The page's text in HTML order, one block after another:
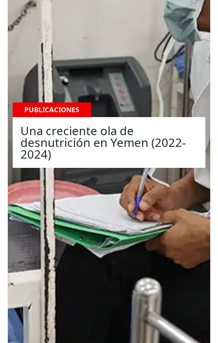
PUBLICACIONES
Una creciente ola de
desnutrición en Yemen (2022-
2024)